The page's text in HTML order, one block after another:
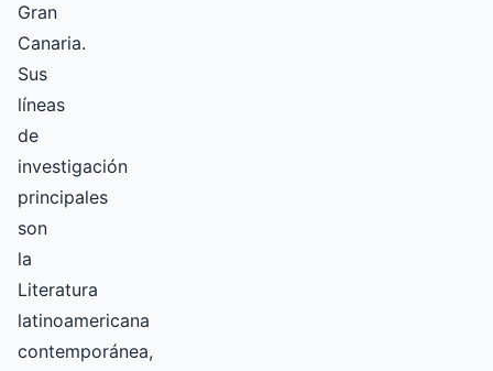
Gran
Canaria.
Sus
líneas
de
investigación
principales
son
la
Literatura
latinoamericana
contemporánea,